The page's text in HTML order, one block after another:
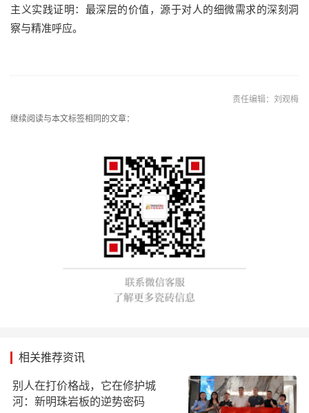
主义实践证明：最深层的价值，源于对人的细微需求的深刻洞
察与精准呼应。
责任编辑：刘观梅
继续阅读与本文标签相同的文章：
相关推荐资讯
别人在打价格战，它在修护城
河：新明珠岩板的逆势密码